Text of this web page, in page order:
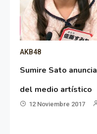
AKB48
Sumire Sato
del medio artístico
12 Noviembre 2017